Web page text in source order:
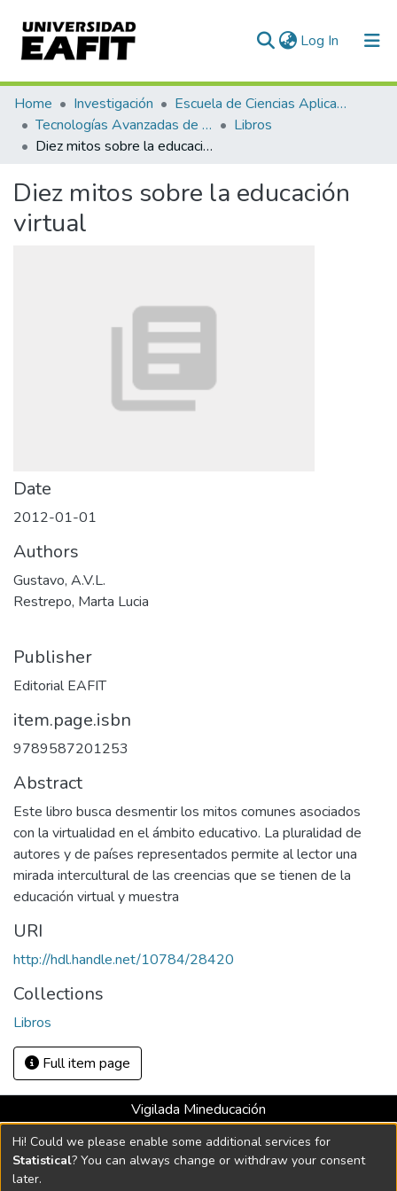
Log In (current)
Communities & Collections
All of DSpace
Home Investigación
Escuela de Ciencias Aplicadas e Ingeniería
Tecnologías Avanzadas de Producción y Mantenimiento Industrial - TAPMI
Libros
Diez mitos sobre la educación virtual
Diez mitos sobre la educación
virtual
Date
2012-01-01
Authors
Gustavo, A.V.L.
Restrepo, Marta Lucia
Publisher
Editorial EAFIT
item.page.isbn
9789587201253
Abstract
Este libro busca desmentir los mitos comunes asociados
con la virtualidad en el ámbito educativo. La pluralidad de
autores y de países representados permite al lector una
mirada intercultural de las creencias que se tienen de la
educación virtual y muestra
URI
http://hdl.handle.net/10784/28420
Collections
Libros
Full item page
Vigilada Mineducación
Universidad con Acreditación Institucional hasta 2026 -
Resolución MEN 2158 de 2018
Hi! Could we please enable some additional services for
Statistical? You can always change or withdraw your consent
later.